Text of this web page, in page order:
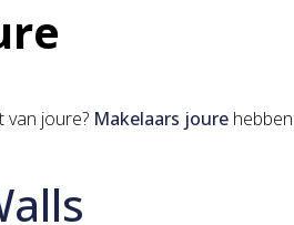
van joure? Makelaars joure